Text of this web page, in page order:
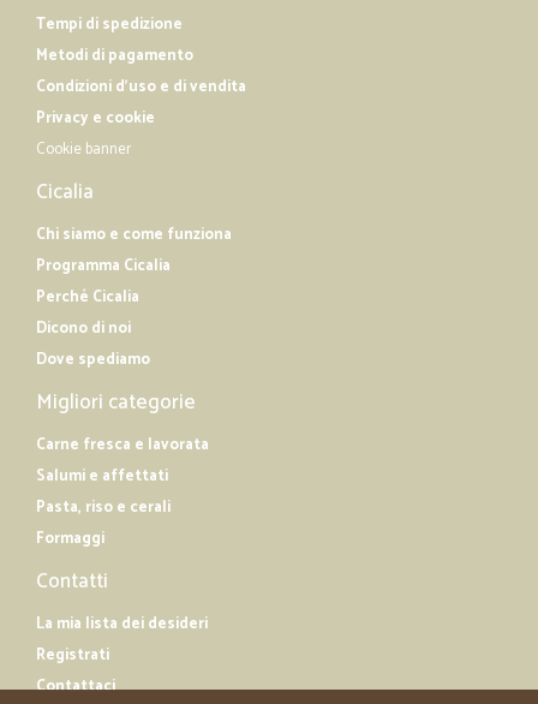
Tempi di spedizione
Metodi di pagamento
Condizioni d'uso e di vendita
Privacy e cookie
Cookie banner
Cicalia
Chi siamo e come funziona
Programma Cicalia
Perché Cicalia
Dicono di noi
Dove spediamo
Migliori categorie
Carne fresca e lavorata
Salumi e affettati
Pasta, riso e cerali
Formaggi
Contatti
La mia lista dei desideri
Registrati
Contattaci